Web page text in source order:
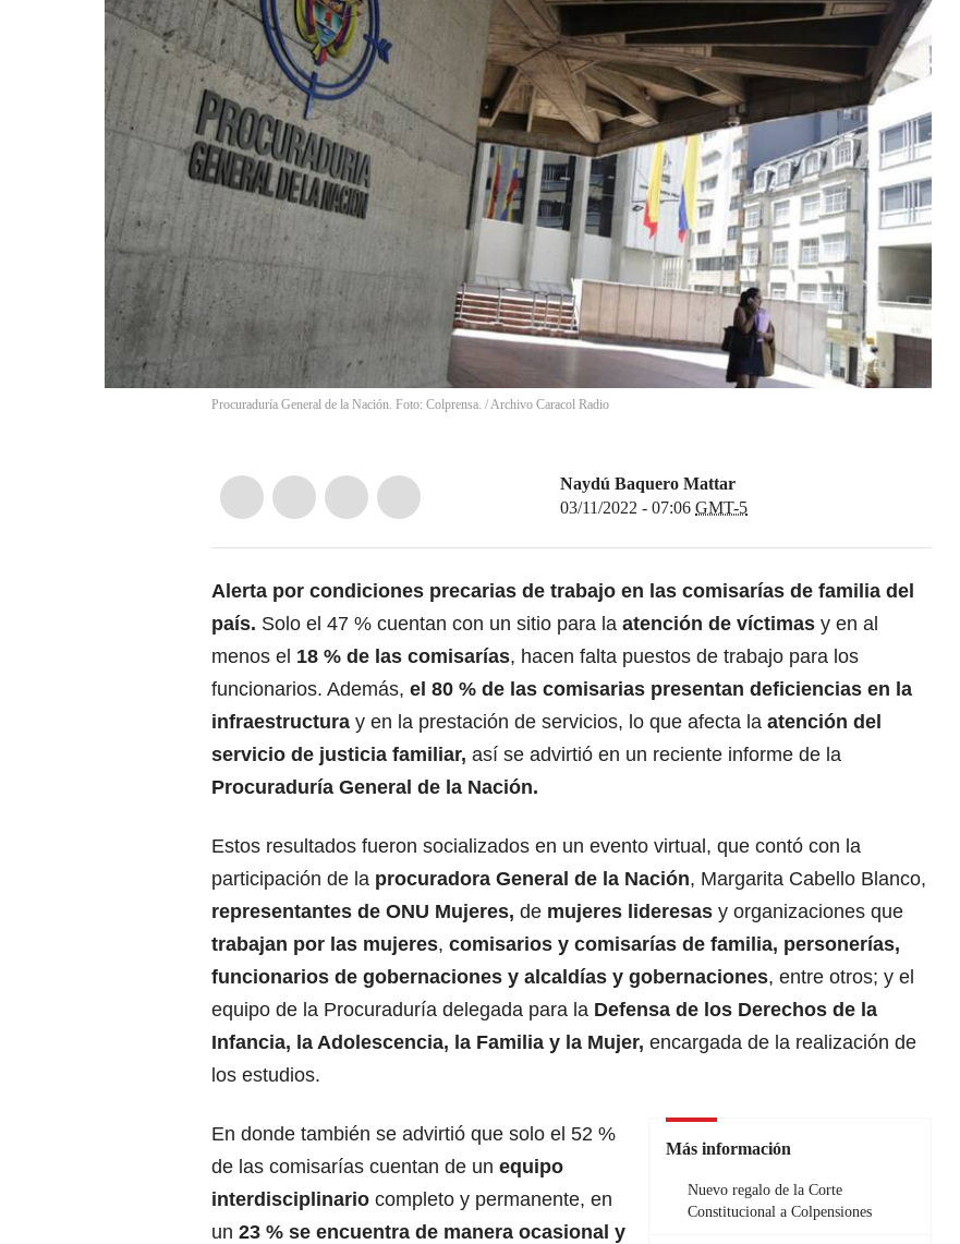
Procuraduría General de la Nación. Foto: Colprensa. /Archivo Caracol Radio
Naydú Baquero Mattar
03/11/2022 - 07:06 GMT-5
Alerta por condiciones precarias de trabajo en las comisarías de familia del
país. Solo el 47 % cuentan con un sitio para la atención de víctimas y en al
menos el 18 % de las comisarías, hacen falta puestos de trabajo para los
funcionarios. Además, el 80 % de las comisarias presentan deficiencias en la
infraestructura y en la prestación de servicios, lo que afecta la atención del
servicio de justicia familiar, así se advirtió en un reciente informe de la
Procuraduría General de la Nación.
Estos resultados fueron socializados en un evento virtual, que contó con la
participación de la procuradora General de la Nación, Margarita Cabello Blanco,
representantes de ONU Mujeres, de mujeres lideresas y organizaciones que
trabajan por las mujeres, comisarios y comisarías de familia, personerías,
funcionarios de gobernaciones y alcaldías y gobernaciones, entre otros; y el
equipo de la Procuraduría delegada para la Defensa de los Derechos de la
Infancia, la Adolescencia, la Familia y la Mujer, encargada de la realización de
los estudios.
Más información
Nuevo regalo de la Corte
Constitucional a Colpensiones
En donde también se advirtió que solo el 52 %
de las comisarías cuentan de un equipo
interdisciplinario completo y permanente, en
un 23 % se encuentra de manera ocasional y